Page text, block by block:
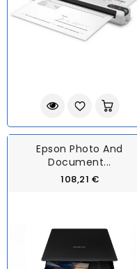
Epson Photo And
Document...
108,21 €